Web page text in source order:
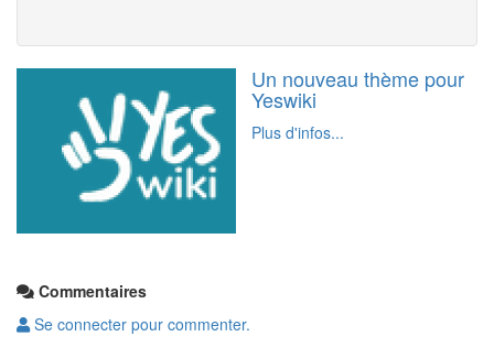
Un nouveau thème pour
Yeswiki
Plus d'infos...
Commentaires
Se connecter pour commenter.